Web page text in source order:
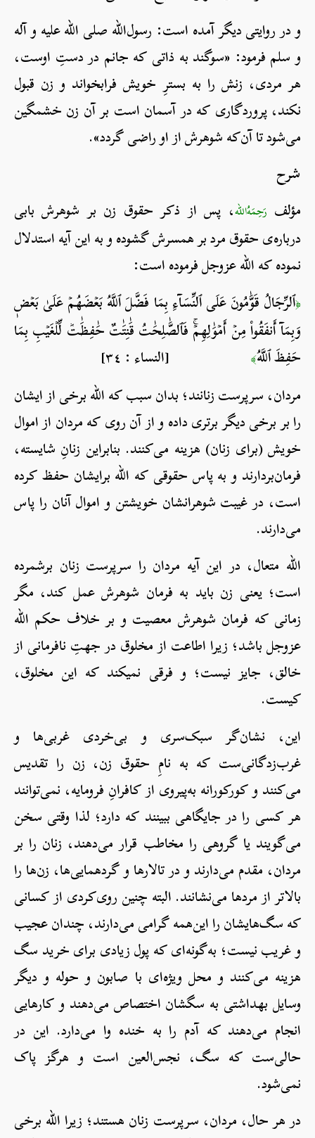
و در روایتی دیگر آمده است: رسول‌الله صلی الله علیه و آله
و سلم فرمود: «سوگند به ذاتی که جانم در دستِ اوست،
هر مردی، زنش را به بسترِ خویش فرابخواند و زن قبول
نکند، پروردگاری که در آسمان است بر آن زن خشمگین
می‌شود تا آن‌که شوهرش از او راضی گردد».
شرح
مؤلف رَحِمَهُ‌الله، پس از ذکر حقوق زن بر شوهرش بابی
درباره‌ی حقوق مرد بر همسرش گشوده و به این آیه استدلال
نموده که الله عزوجل فرموده است:
﴿ٱلرِّجَالُ قَوَّٰمُونَ عَلَى ٱلنِّسَآءِ بِمَا فَضَّلَ ٱللَّهُ بَعۡضَهُمۡ عَلَىٰ بَعۡضٖ
وَبِمَآ أَنفَقُواْ مِنۡ أَمۡوَٰلِهِمۡۚ فَٱلصَّٰلِحَٰتُ قَٰنِتَٰتٌ حَٰفِظَٰتٞ لِّلۡغَيۡبِ بِمَا
حَفِظَ ٱللَّهُ﴾
[النساء : ٣٤]
مردان، سرپرست زنانند؛ بدان سبب که الله برخی از ایشان
را بر برخی دیگر برتری داده و از آن روی که مردان از اموال
خویش (برای زنان) هزینه می‌کنند. بنابراین زنانِ شایسته،
فرمان‌بردارند و به پاس حقوقی که الله برایشان حفظ کرده
است، در غیبت شوهرانشان خویشتن و اموال آنان را پاس
می‌دارند.
الله متعال، در این آیه مردان را سرپرست زنان برشمرده
است؛ یعنی زن باید به فرمان شوهرش عمل کند، مگر
زمانی که فرمان شوهرش معصیت و بر خلاف حکم الله
عزوجل باشد؛ زیرا اطاعت از مخلوق در جهتِ نافرمانی از
خالق، جایز نیست؛ و فرقی نمی‎کند که این مخلوق،
کیست.
این، نشان‌گر سبک‌سری و بی‌خردی غربی‌ها و
غرب‌زدگانی‌ست که به نامِ حقوق زن، زن را تقدیس
می‌کنند و کورکورانه به‌پیروی از کافرانِ فرومایه، نمی‌توانند
هر کسی را در جایگاهی ببینند که دارد؛ لذا وقتی سخن
می‌گویند یا گروهی را مخاطب قرار می‌دهند، زنان را بر
مردان، مقدم می‌دارند و در تالارها و گردهمایی‌ها، زن‌ها را
بالاتر از مردها می‌نشانند. البته چنین روی‌کردی از کسانی
که سگ‌هایشان را این‌همه گرامی می‌دارند، چندان عجیب
و غریب نیست؛ به‌گونه‌ای که پول زیادی برای خرید سگ
هزینه می‌کنند و محل ویژه‌ای با صابون و حوله و دیگر
وسایل بهداشتی به سگشان اختصاص می‌دهند و کارهایی
انجام می‌دهند که آدم را به خنده وا می‌دارد. این در
حالی‌ست که سگ، نجس‌العین است و هرگز پاک
نمی‌شود.
در هر حال، مردان، سرپرست زنان هستند؛ زیرا الله برخی